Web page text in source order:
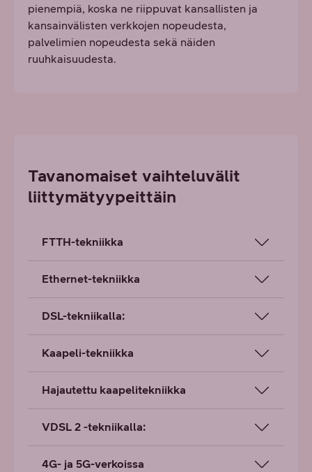
pienempiä, koska ne riippuvat kansallisten ja
kansainvälisten verkkojen nopeudesta,
palvelimien nopeudesta sekä näiden
ruuhkaisuudesta.
Tavanomaiset vaihteluvälit
liittymätyypeittäin
FTTH-tekniikka
Ethernet-tekniikka
DSL-tekniikalla:
Kaapeli-tekniikka
Hajautettu kaapelitekniikka
VDSL 2 -tekniikalla:
4G- ja 5G-verkoissa